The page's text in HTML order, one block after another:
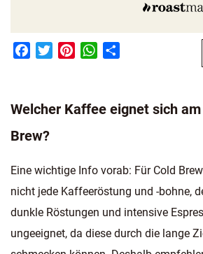
FacebookTwitterPinterestWhatsApp
Welcher Kaffee eignet sich
Brew?
Eine wichtige Info vorab: Für Cold
nicht jede Kaffeeröstung und -bohne,
dunkle Röstungen und intensive
ungeeignet, da diese durch die lange